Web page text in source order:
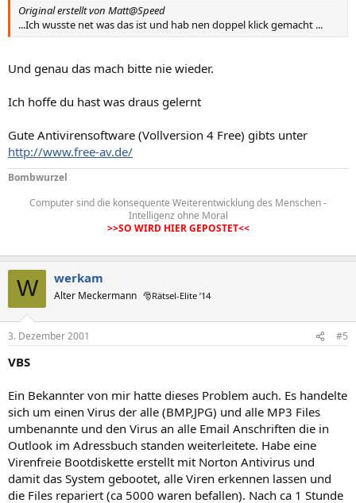
Original erstellt von Matt@Speed
...Ich wusste net was das ist und hab nen doppel klick gemacht ...
Und genau das mach bitte nie wieder.
Ich hoffe du hast was draus gelernt
Gute Antivirensoftware (Vollversion 4 Free) gibts unter
http://www.free-av.de/
Bombwurzel
Computer sind die konsequente Weiterentwicklung des Menschen -
Intelligenz ohne Moral
>>SO WIRD HIER GEPOSTET<<
W werkam
Alter Meckermann 🎅Rätsel-Elite ’14
3. Dezember 2001 #5
VBS
Ein Bekannter von mir hatte dieses Problem auch. Es handelte
sich um einen Virus der alle (BMP,JPG) und alle MP3 Files
umbenannte und den Virus an alle Email Anschriften die in
Outlook im Adressbuch standen weiterleitete. Habe eine
Virenfreie Bootdiskette erstellt mit Norton Antivirus und
damit das System gebootet, alle Viren erkennen lassen und
die Files repariert (ca 5000 waren befallen). Nach ca 1 Stunde